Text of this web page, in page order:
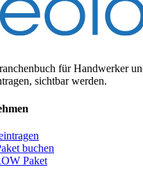
für Handwerker
sichtbar werden.
buchen
Paket